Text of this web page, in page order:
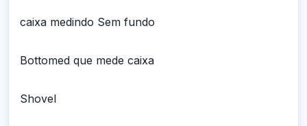
caixa medindo Sem fundo
Bottomed que mede caixa
Shovel